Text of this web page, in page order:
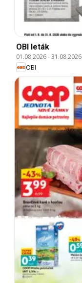
OBI leták
01.08.2026-31.08.2026
OBI